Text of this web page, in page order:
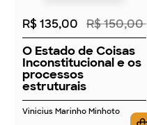
R$ 135,00 R$ 150,00
O Estado de Coisas
Inconstitucional e os
processos
estruturais
Vinicius Marinho Minhoto